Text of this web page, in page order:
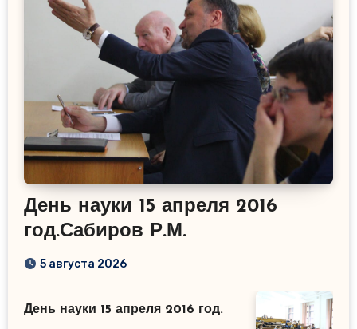
День науки 15 апреля 2016
год.Сабиров Р.М.
5 августа 2026
День науки 15 апреля 2016 год.